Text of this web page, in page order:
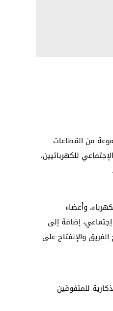
من القطاعات
للكهربائيين،
وأعضاء
إضافة إلى
والإنفتاح على
للمتفوقين